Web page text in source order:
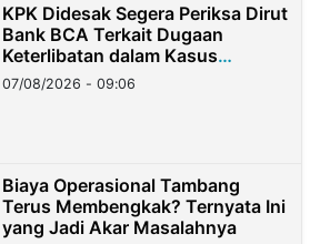
KPK Didesak Segera Periksa Dirut
Bank BCA Terkait Dugaan
Keterlibatan dalam Kasus
Hilangnya Dana Nasabah Rp2,58
Miliar
07/08/2026 - 09:06
Biaya Operasional Tambang
Terus Membengkak? Ternyata Ini
yang Jadi Akar Masalahnya